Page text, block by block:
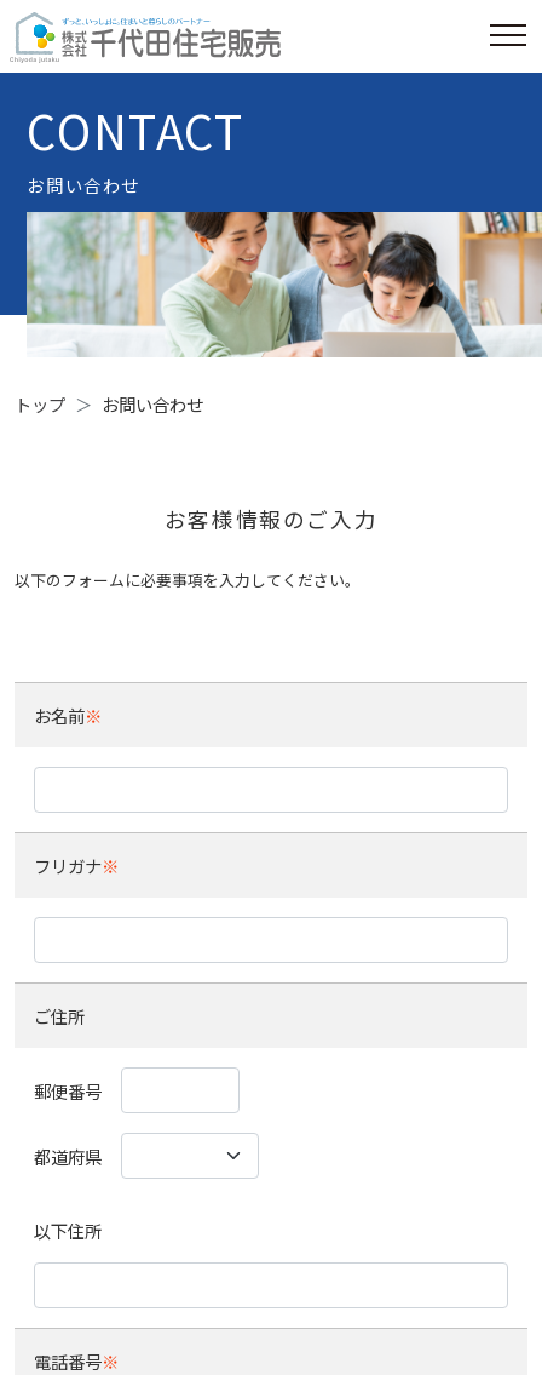
CONTACT
お問い合わせ
トップ お問い合わせ
お客様情報のご入力
以下のフォームに必要事項を入力してください。
お名前※
フリガナ※
ご住所
郵便番号
都道府県
以下住所
電話番号※